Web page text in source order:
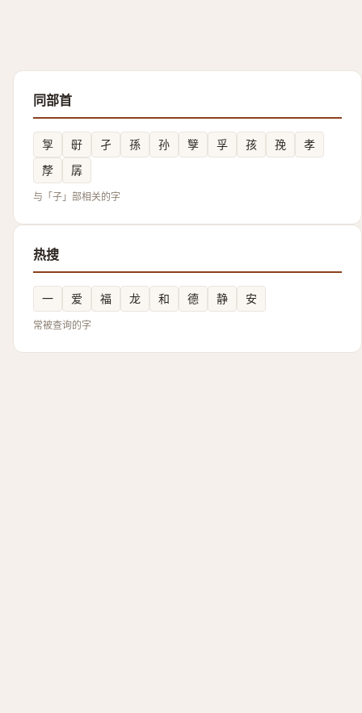
同部首
㝁 㝀 孑 孫 孙 孼 孚 孩 㝃
孝
孷
孱
与「子」部相关的字
热搜
一 爱 福 龙 和 德 静 安
常被查询的字